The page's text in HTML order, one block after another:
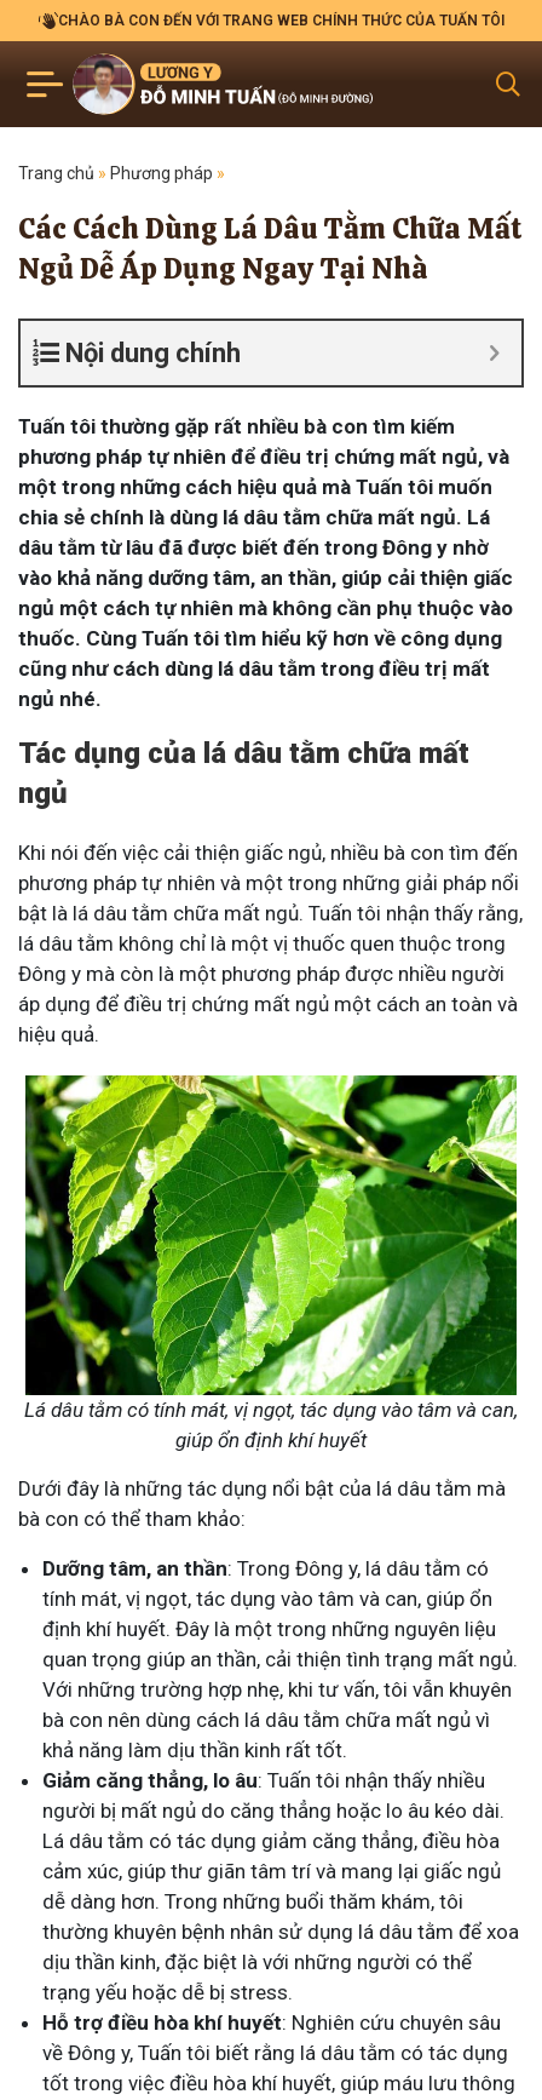
CHÀO BÀ CON ĐẾN VỚI TRANG WEB CHÍNH THỨC CỦA TUẤN TÔI
Trang chủ » Phương pháp »
Các Cách Dùng Lá Dâu Tằm Chữa Mất
Ngủ Dễ Áp Dụng Ngay Tại Nhà
Nội dung chính
Tuấn tôi thường gặp rất nhiều bà con tìm kiếm
phương pháp tự nhiên để điều trị chứng mất ngủ, và
một trong những cách hiệu quả mà Tuấn tôi muốn
chia sẻ chính là dùng lá dâu tằm chữa mất ngủ. Lá
dâu tằm từ lâu đã được biết đến trong Đông y nhờ
vào khả năng dưỡng tâm, an thần, giúp cải thiện giấc
ngủ một cách tự nhiên mà không cần phụ thuộc vào
thuốc. Cùng Tuấn tôi tìm hiểu kỹ hơn về công dụng
cũng như cách dùng lá dâu tằm trong điều trị mất
ngủ nhé.
Tác dụng của lá dâu tằm chữa mất
ngủ
Khi nói đến việc cải thiện giấc ngủ, nhiều bà con tìm đến
phương pháp tự nhiên và một trong những giải pháp nổi
bật là lá dâu tằm chữa mất ngủ. Tuấn tôi nhận thấy rằng,
lá dâu tằm không chỉ là một vị thuốc quen thuộc trong
Đông y mà còn là một phương pháp được nhiều người
áp dụng để điều trị chứng mất ngủ một cách an toàn và
hiệu quả.
Lá dâu tằm có tính mát, vị ngọt, tác dụng vào tâm và can,
giúp ổn định khí huyết
Dưới đây là những tác dụng nổi bật của lá dâu tằm mà
bà con có thể tham khảo:
Dưỡng tâm, an thần: Trong Đông y, lá dâu tằm có
tính mát, vị ngọt, tác dụng vào tâm và can, giúp ổn
định khí huyết. Đây là một trong những nguyên liệu
quan trọng giúp an thần, cải thiện tình trạng mất ngủ.
Với những trường hợp nhẹ, khi tư vấn, tôi vẫn khuyên
bà con nên dùng cách lá dâu tằm chữa mất ngủ vì
khả năng làm dịu thần kinh rất tốt.
Giảm căng thẳng, lo âu: Tuấn tôi nhận thấy nhiều
người bị mất ngủ do căng thẳng hoặc lo âu kéo dài.
Lá dâu tằm có tác dụng giảm căng thẳng, điều hòa
cảm xúc, giúp thư giãn tâm trí và mang lại giấc ngủ
dễ dàng hơn. Trong những buổi thăm khám, tôi
thường khuyên bệnh nhân sử dụng lá dâu tằm để xoa
dịu thần kinh, đặc biệt là với những người có thể
trạng yếu hoặc dễ bị stress.
Hỗ trợ điều hòa khí huyết: Nghiên cứu chuyên sâu
về Đông y, Tuấn tôi biết rằng lá dâu tằm có tác dụng
tốt trong việc điều hòa khí huyết, giúp máu lưu thông